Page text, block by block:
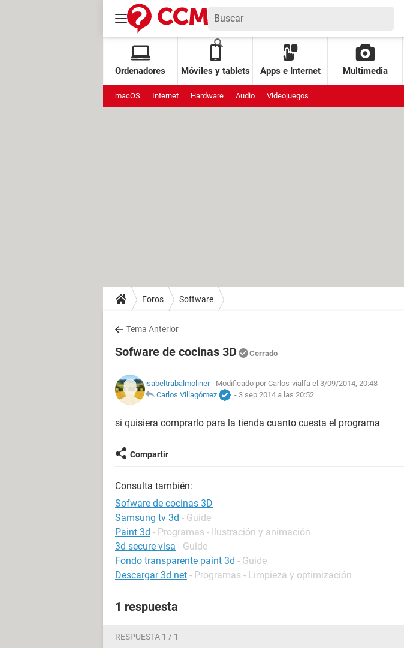
Ordenadores Móviles y tablets Apps e Internet Multimedia
macOS Internet Hardware Audio Videojuegos
Foros Software
Tema Anterior
Sofware de cocinas 3D Cerrado
isabeltrabalmoliner- Modificado por Carlos-vialfa el 3/09/2014, 20:48
Carlos Villagómez
- 3 sep 2014 a las 20:52
si quisiera comprarlo para la tienda cuanto cuesta el programa
Compartir
Consulta también:
Sofware de cocinas 3D
Samsung tv 3d - Guide
Paint 3d - Programas - Ilustración y animación
3d secure visa - Guide
Fondo transparente paint 3d - Guide
Descargar 3d net - Programas - Limpieza y optimización
1 respuesta
RESPUESTA 1 / 1